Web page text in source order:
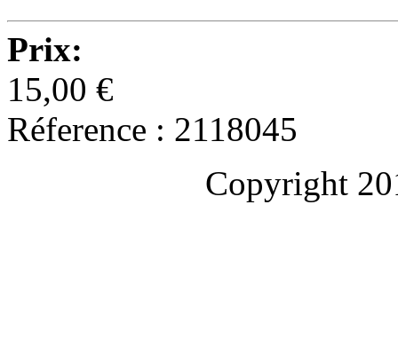
Prix:
15,00 €
Réference : 2118045
Copyright